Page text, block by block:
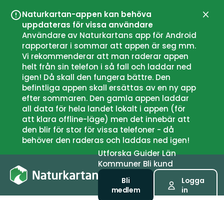
Naturkartan-appen kan behöva
uppdateras för vissa användare
Användare av Naturkartans app för Android
rapporterar i sommar att appen är seg mm.
Vi rekommenderar att man raderar appen
helt från sin telefon i så fall och laddar ned
igen! Då skall den fungera bättre. Den
befintliga appen skall ersättas av en ny app
efter sommaren. Den gamla appen laddar
all data för hela landet lokalt i appen (för
att klara offline-läge) men det innebär att
den blir för stor för vissa telefoner - då
behöver den raderas och laddas ned igen!
UtforskaGuiderLän
Kommuner Bli kund
Bli
medlem
Logga
in